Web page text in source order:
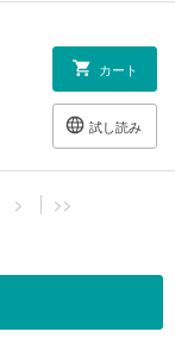
カート
試し読み
> >>